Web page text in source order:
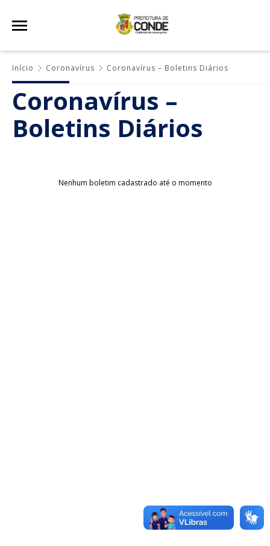
Início Coronavírus Coronavírus – Boletins Diários
Coronavírus –
Boletins Diários
Nenhum boletim cadastrado até o momento